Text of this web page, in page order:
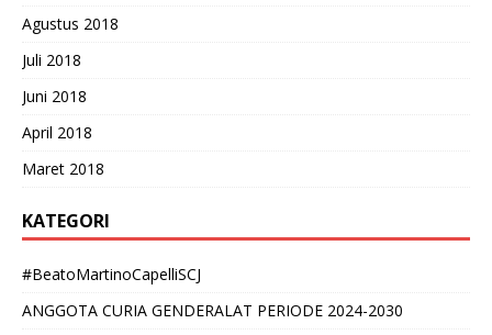
Agustus 2018
Juli 2018
Juni 2018
April 2018
Maret 2018
KATEGORI
#BeatoMartinoCapelliSCJ
ANGGOTA CURIA GENDERALAT PERIODE 2024-2030